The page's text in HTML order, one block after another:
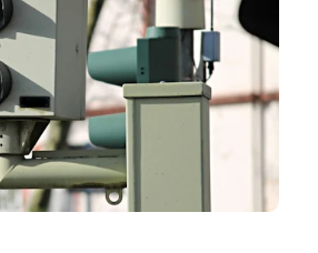
la ubicación de todos los
situados en las carreteras de